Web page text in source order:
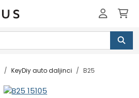
KeyDiy auto daljinci B25